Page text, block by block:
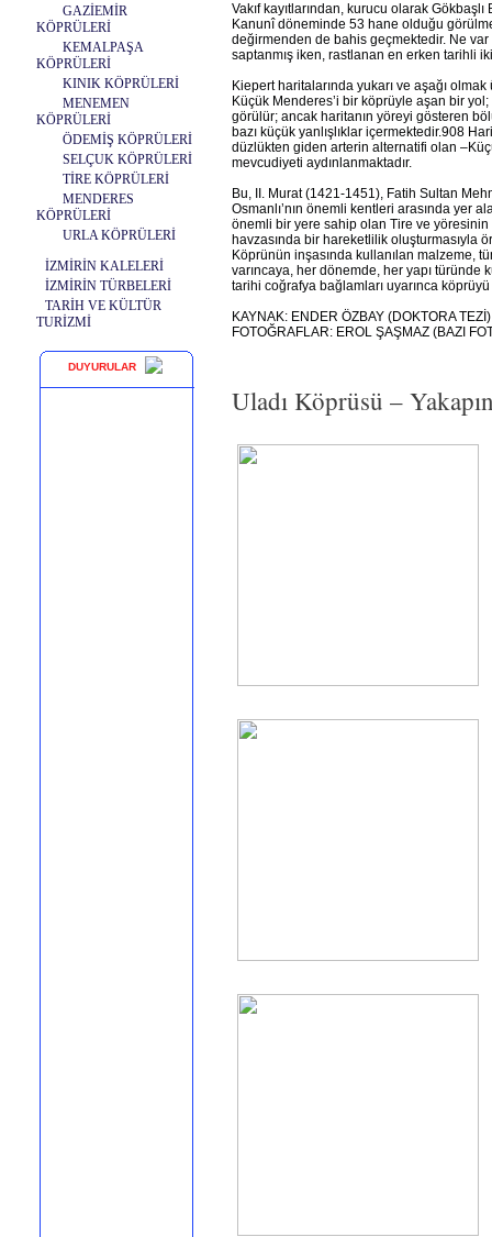
GAZİEMİR
KÖPRÜLERİ
KEMALPAŞA
KÖPRÜLERİ
KINIK KÖPRÜLERİ
MENEMEN
KÖPRÜLERİ
ÖDEMİŞ KÖPRÜLERİ
SELÇUK KÖPRÜLERİ
TİRE KÖPRÜLERİ
MENDERES
KÖPRÜLERİ
URLA KÖPRÜLERİ
İZMİRİN KALELERİ
İZMİRİN TÜRBELERİ
TARİH VE KÜLTÜR
TURİZMİ
DUYURULAR
Vakıf kayıtlarından, kurucu olarak
Kanunî döneminde 53 hane olduğu
değirmenden de bahis geçmektedir. Ne var
saptanmış iken, rastlanan en erken tarihli
Kiepert haritalarında yukarı ve aşağı
Küçük Menderes’i bir köprüyle aşan bir yol;
görülür; ancak haritanın yöreyi gösteren
bazı küçük yanlışlıklar içermektedir.908
düzlükten giden arterin alternatifi olan
mevcudiyeti aydınlanmaktadır.
Bu, II. Murat (1421-1451), Fatih Sultan
Osmanlı’nın önemli kentleri arasında yer
önemli bir yere sahip olan Tire ve
havzasında bir hareketlilik oluşturmasıyla
Köprünün inşasında kullanılan malzeme,
varıncaya, her dönemde, her yapı türünde
tarihi coğrafya bağlamları uyarınca
KAYNAK: ENDER ÖZBAY (DOKTORA TEZİ)
FOTOĞRAFLAR: EROL ŞAŞMAZ (BAZI
Uladı Köprüsü –